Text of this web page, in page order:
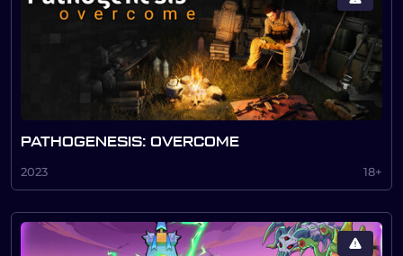
PATHOGENESIS: OVERCOME
2023 18+